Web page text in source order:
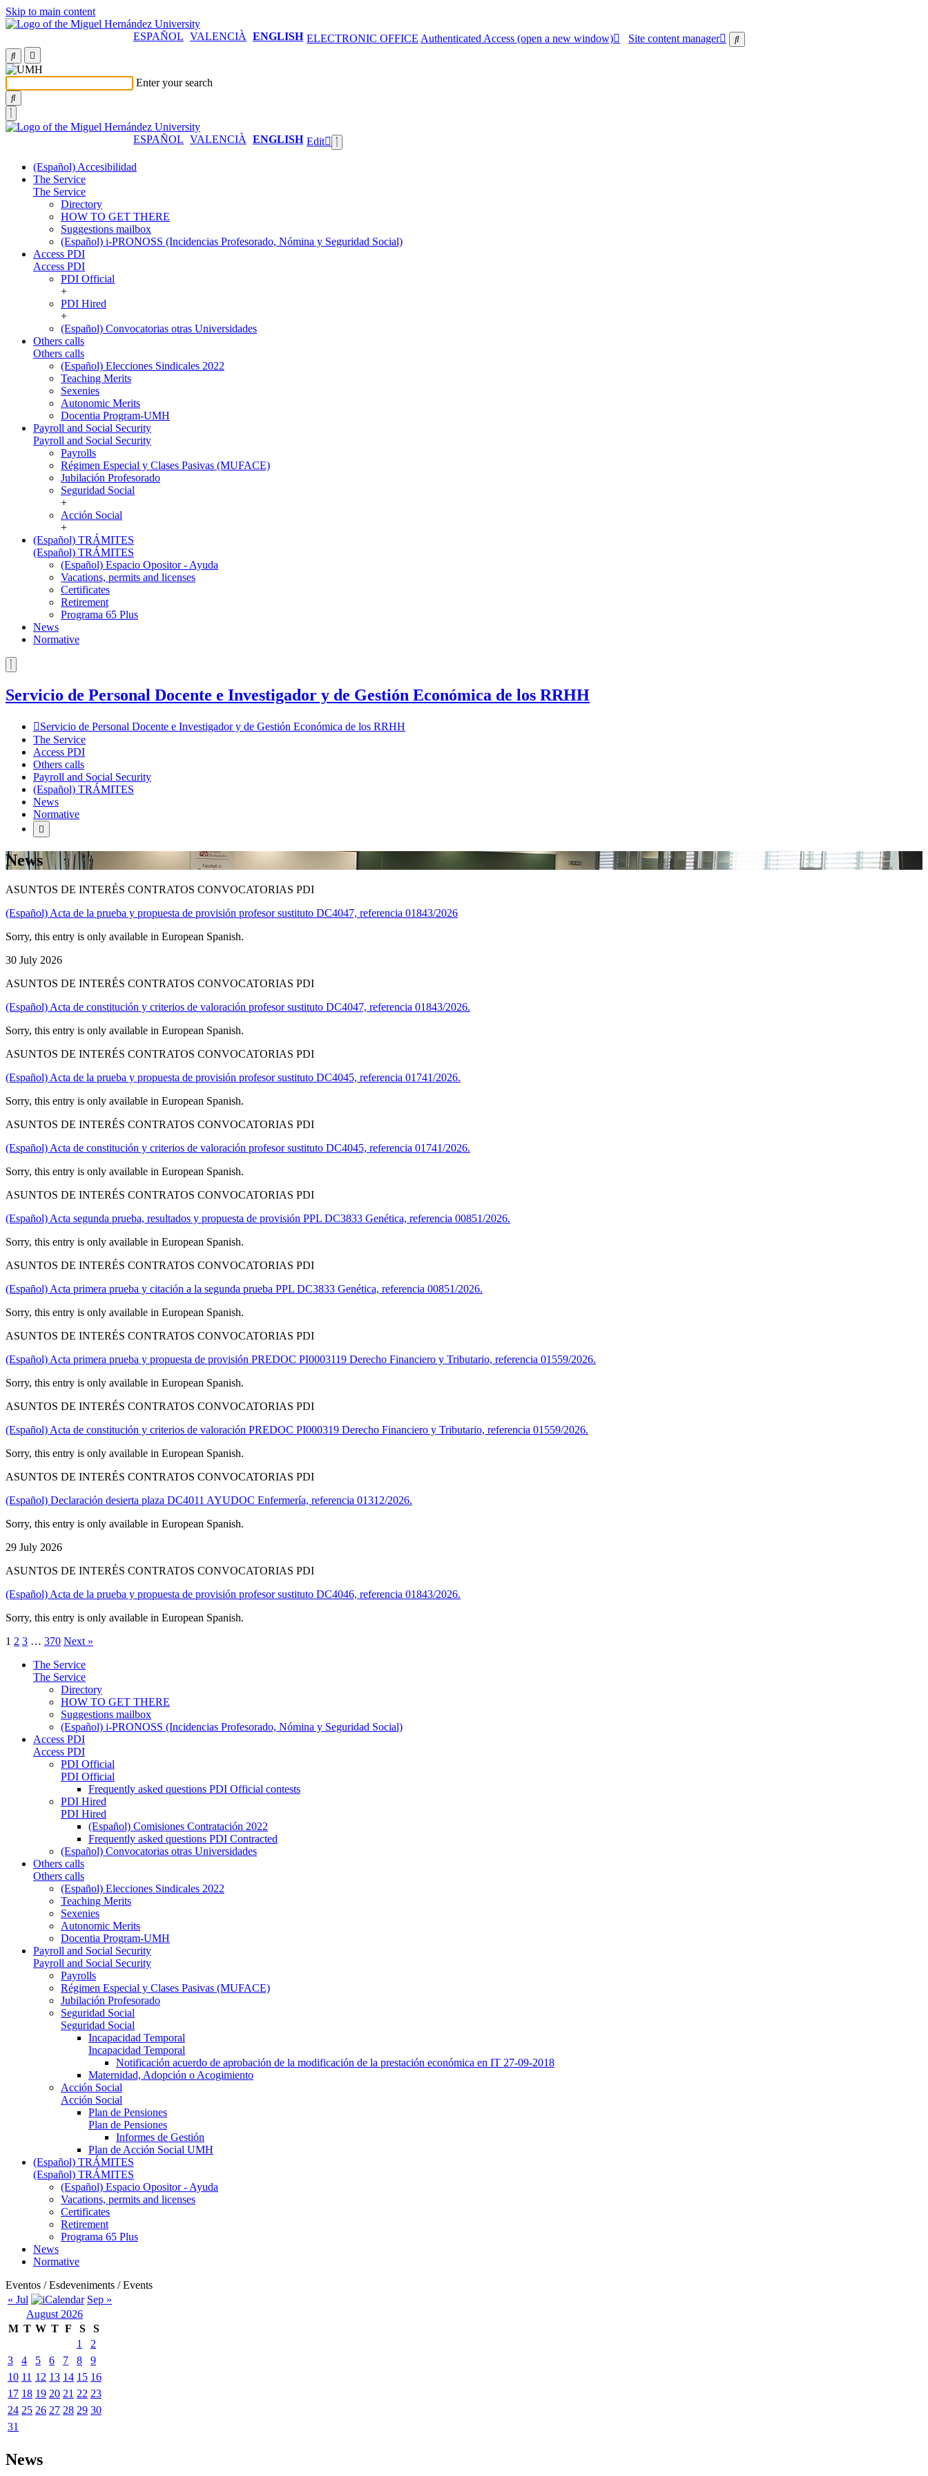
Skip to main content
ESPAÑOL VALENCIÀ ENGLISH ELECTRONIC OFFICE Authenticated Access (open a new window) Site content manager
Enter your search
ESPAÑOL VALENCIÀ ENGLISH Edit
(Español) Accesibilidad
The Service
The Service
Directory
HOW TO GET THERE
Suggestions mailbox
(Español) i-PRONOSS (Incidencias Profesorado, Nómina y Seguridad Social)
Access PDI
Access PDI
PDI Official
+
PDI Hired
+
(Español) Convocatorias otras Universidades
Others calls
Others calls
(Español) Elecciones Sindicales 2022
Teaching Merits
Sexenies
Autonomic Merits
Docentia Program-UMH
Payroll and Social Security
Payroll and Social Security
Payrolls
Régimen Especial y Clases Pasivas (MUFACE)
Jubilación Profesorado
Seguridad Social
+
Acción Social
+
(Español) TRÁMITES
(Español) TRÁMITES
(Español) Espacio Opositor - Ayuda
Vacations, permits and licenses
Certificates
Retirement
Programa 65 Plus
News
Normative
Servicio de Personal Docente e Investigador y de Gestión Económica de los RRHH
Servicio de Personal Docente e Investigador y de Gestión Económica de los RRHH
The Service
Access PDI
Others calls
Payroll and Social Security
(Español) TRÁMITES
News
Normative
News
ASUNTOS DE INTERÉS CONTRATOS CONVOCATORIAS PDI
(Español) Acta de la prueba y propuesta de provisión profesor sustituto DC4047, referencia 01843/2026
Sorry, this entry is only available in European Spanish.
30 July 2026
ASUNTOS DE INTERÉS CONTRATOS CONVOCATORIAS PDI
(Español) Acta de constitución y criterios de valoración profesor sustituto DC4047, referencia 01843/2026.
Sorry, this entry is only available in European Spanish.
ASUNTOS DE INTERÉS CONTRATOS CONVOCATORIAS PDI
(Español) Acta de la prueba y propuesta de provisión profesor sustituto DC4045, referencia 01741/2026.
Sorry, this entry is only available in European Spanish.
ASUNTOS DE INTERÉS CONTRATOS CONVOCATORIAS PDI
(Español) Acta de constitución y criterios de valoración profesor sustituto DC4045, referencia 01741/2026.
Sorry, this entry is only available in European Spanish.
ASUNTOS DE INTERÉS CONTRATOS CONVOCATORIAS PDI
(Español) Acta segunda prueba, resultados y propuesta de provisión PPL DC3833 Genética, referencia 00851/2026.
Sorry, this entry is only available in European Spanish.
ASUNTOS DE INTERÉS CONTRATOS CONVOCATORIAS PDI
(Español) Acta primera prueba y citación a la segunda prueba PPL DC3833 Genética, referencia 00851/2026.
Sorry, this entry is only available in European Spanish.
ASUNTOS DE INTERÉS CONTRATOS CONVOCATORIAS PDI
(Español) Acta primera prueba y propuesta de provisión PREDOC PI0003119 Derecho Financiero y Tributario, referencia 01559/2026.
Sorry, this entry is only available in European Spanish.
ASUNTOS DE INTERÉS CONTRATOS CONVOCATORIAS PDI
(Español) Acta de constitución y criterios de valoración PREDOC PI000319 Derecho Financiero y Tributario, referencia 01559/2026.
Sorry, this entry is only available in European Spanish.
ASUNTOS DE INTERÉS CONTRATOS CONVOCATORIAS PDI
(Español) Declaración desierta plaza DC4011 AYUDOC Enfermería, referencia 01312/2026.
Sorry, this entry is only available in European Spanish.
29 July 2026
ASUNTOS DE INTERÉS CONTRATOS CONVOCATORIAS PDI
(Español) Acta de la prueba y propuesta de provisión profesor sustituto DC4046, referencia 01843/2026.
Sorry, this entry is only available in European Spanish.
1 2 3 … 370 Next »
The Service
The Service
Directory
HOW TO GET THERE
Suggestions mailbox
(Español) i-PRONOSS (Incidencias Profesorado, Nómina y Seguridad Social)
Access PDI
Access PDI
PDI Official
PDI Official
Frequently asked questions PDI Official contests
PDI Hired
PDI Hired
(Español) Comisiones Contratación 2022
Frequently asked questions PDI Contracted
(Español) Convocatorias otras Universidades
Others calls
Others calls
(Español) Elecciones Sindicales 2022
Teaching Merits
Sexenies
Autonomic Merits
Docentia Program-UMH
Payroll and Social Security
Payroll and Social Security
Payrolls
Régimen Especial y Clases Pasivas (MUFACE)
Jubilación Profesorado
Seguridad Social
Seguridad Social
Incapacidad Temporal
Incapacidad Temporal
Notificación acuerdo de aprobación de la modificación de la prestación económica en IT 27-09-2018
Maternidad, Adopción o Acogimiento
Acción Social
Acción Social
Plan de Pensiones
Plan de Pensiones
Informes de Gestión
Plan de Acción Social UMH
(Español) TRÁMITES
(Español) TRÁMITES
(Español) Espacio Opositor - Ayuda
Vacations, permits and licenses
Certificates
Retirement
Programa 65 Plus
News
Normative
Eventos / Esdeveniments / Events
« Jul
Sep »
August 2026
M T W T F S
S
1
2
3
4 5 6 7 8
9
10 11 12 13 14 15 16
17 18 19 20 21 22 23
24 25 26 27 28 29 30
31
News